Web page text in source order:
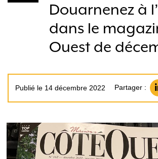
Douarnenez à
dans le
Ouest de
Publié le 14 décembre 2022 Partager :